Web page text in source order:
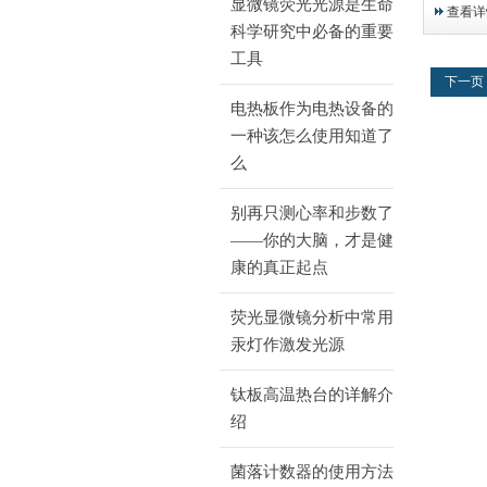
显微镜荧光光源是生命
科学研究中必备的重要
工具
电热板作为电热设备的
一种该怎么使用知道了
么
别再只测心率和步数了
——你的大脑，才是健
康的真正起点
荧光显微镜分析中常用
汞灯作激发光源
钛板高温热台的详解介
绍
菌落计数器的使用方法
S型热
查看
下一页